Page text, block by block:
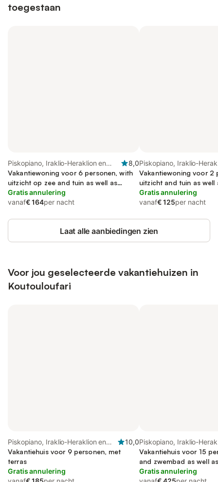
toegestaan
Piskopiano, Iraklio-Heraklion en
omgeving
8,0
Vakantiewoning voor 6 personen, with
uitzicht op zee and tuin as well as
uitzicht
Gratis annulering
vanaf€ 164per nacht
Piskopiano, Iraklio-
omgeving
Vakantiewoning voor 2
uitzicht and tuin as well
zee, met huisdier
Gratis annulering
vanaf€ 125per nacht
Laat alle aanbiedingen zien
Voor jou geselecteerde vakantiehuizen in
Koutouloufari
Piskopiano, Iraklio-Heraklion en
omgeving
10,0
Vakantiehuis voor 9 personen, met
terras
Gratis annulering
Piskopiano, Iraklio-
omgeving
Vakantiehuis voor 15
and zwembad as well
uitzicht op zee
Gratis annulering